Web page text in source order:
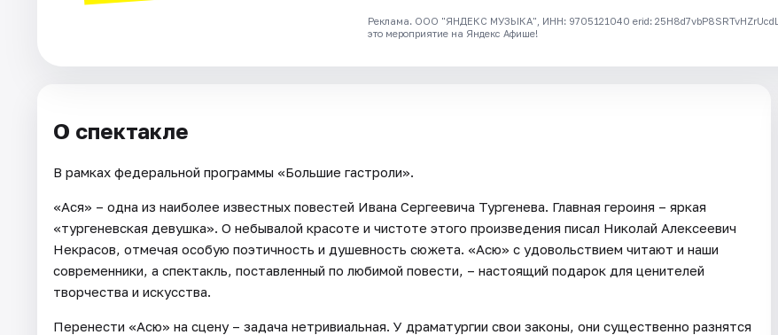
Реклама. ООО "ЯНДЕКС МУЗЫКА", ИНН: 9705121040 erid:
это мероприятие на Яндекс Афише!
О спектакле
В рамках федеральной программы «Большие гастроли».
«Ася» – одна из наиболее известных повестей Ивана Сергеевича Тургенева. Главная героиня – яркая
«тургеневская девушка». О небывалой красоте и чистоте этого произведения писал Николай Алексеевич
Некрасов, отмечая особую поэтичность и душевность сюжета. «Асю» с удовольствием читают и наши
современники, а спектакль, поставленный по любимой повести, – настоящий подарок для ценителей
творчества и искусства.
Перенести «Асю» на сцену – задача нетривиальная. У драматургии свои законы, они существенно разнятся